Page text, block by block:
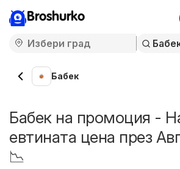
Broshurko
Бабек
Бабек на промоция -
евтината цена през
📉